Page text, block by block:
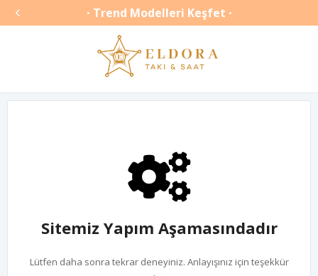
 • Trend Modelleri Keşfet •
Sitemiz Yapım Aşamasındadır
Lütfen daha sonra tekrar deneyiniz. Anlayışınız için teşekkür